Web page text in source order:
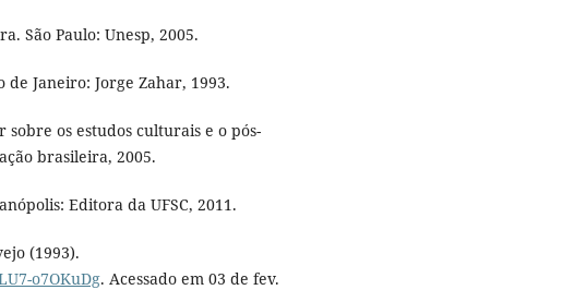
São Paulo: Unesp, 2005.
de Janeiro: Jorge Zahar, 1993.
sobre os estudos culturais e o pós-
brasileira, 2005.
Editora da UFSC, 2011.
(1993).
o7OKuDg. Acessado em 03 de fev.